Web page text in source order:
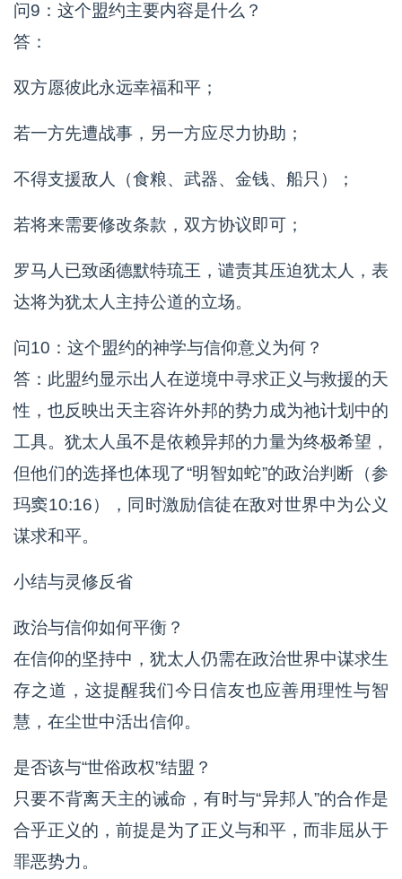
问9：这个盟约主要内容是什么？
答：
双方愿彼此永远幸福和平；
若一方先遭战事，另一方应尽力协助；
不得支援敌人（食粮、武器、金钱、船只）；
若将来需要修改条款，双方协议即可；
罗马人已致函德默特琉王，谴责其压迫犹太人，表
达将为犹太人主持公道的立场。
问10：这个盟约的神学与信仰意义为何？
答：此盟约显示出人在逆境中寻求正义与救援的天
性，也反映出天主容许外邦的势力成为祂计划中的
工具。犹太人虽不是依赖异邦的力量为终极希望，
但他们的选择也体现了“明智如蛇”的政治判断（参
玛窦10:16），同时激励信徒在敌对世界中为公义
谋求和平。
小结与灵修反省
政治与信仰如何平衡？
在信仰的坚持中，犹太人仍需在政治世界中谋求生
存之道，这提醒我们今日信友也应善用理性与智
慧，在尘世中活出信仰。
是否该与“世俗政权”结盟？
只要不背离天主的诫命，有时与“异邦人”的合作是
合乎正义的，前提是为了正义与和平，而非屈从于
罪恶势力。